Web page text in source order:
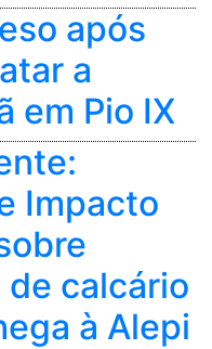
após
a
em Pio IX
Impacto
calcário
à Alepi